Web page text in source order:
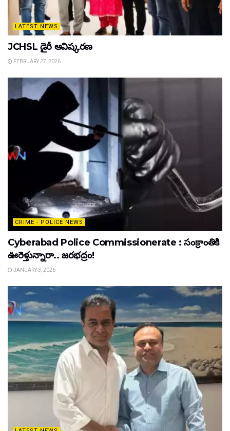
LATEST NEWS
JCHSL డైరీ ఆవిష్కరణ
FEBRUARY 27, 2026
CRIME - POLICE NEWS
Cyberabad Police Commissionerate : సంక్రాంతికి
ఊరెళ్తున్నారా.. జరభద్రం!
JANUARY 3, 2026